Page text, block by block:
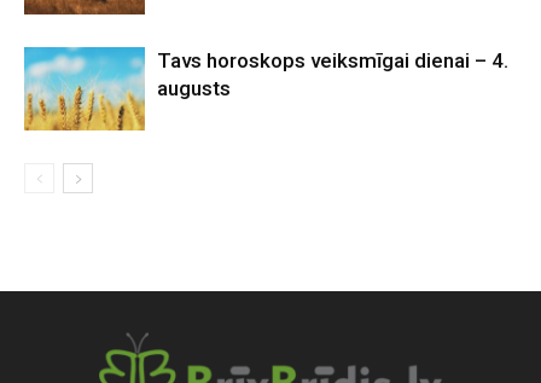
Tavs horoskops veiksmīgai dienai – 4.
augusts